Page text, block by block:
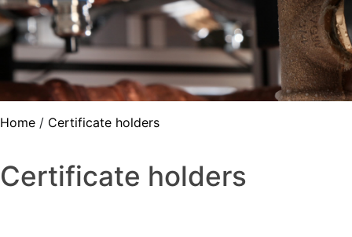
Home / Certificate holders
Certificate holders